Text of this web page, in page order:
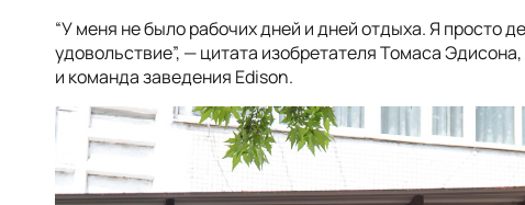
“У меня не было рабочих дней и дней отдыха. Я просто
удовольствие”, — цитата изобретателя Томаса
и команда заведения Edison.